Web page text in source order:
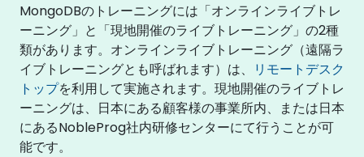
MongoDBのトレーニングには「オンラインライブトレ
ーニング」と「現地開催のライブトレーニング」の2種
類があります。オンラインライブトレーニング（遠隔ラ
イブトレーニングとも呼ばれます）は、
リモートデスク
トップを利用して実施されます。現地開催のライブトレ
ーニングは、日本にある顧客様の事業所内、または日本
にあるNobleProg社内研修センターにて行うことが可
能です。